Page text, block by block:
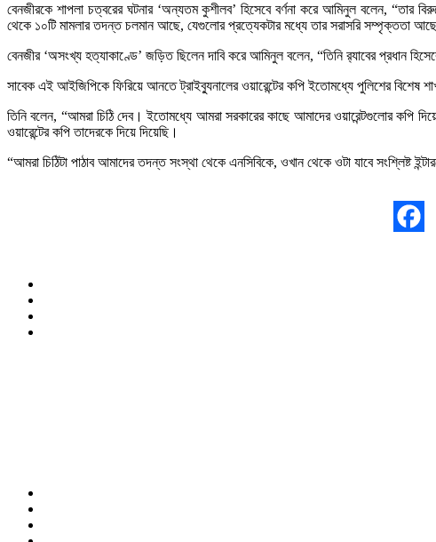
বেনজীরকে শাপলা চত্বরের ঘটনার ‘অন্যতম কুশীলব’ হিসেবে বর্ণনা করে আমিনুল বলেন,
থেকে ১০টি মামলার তদন্ত চলমান আছে, যেগুলোর প্রত্যেকটার মধ্যে তার সরাসরি সম্পৃক্ততা
বেনজীর ‘অসংখ্য হত্যাকাণ্ডে’ জড়িত ছিলেন দাবি করে আমিনুল বলেন, “তিনি র‍্যাবের প্রধান
সাবেক এই আইজিপিকে ফিরিয়ে আনতে ট্রাইব্যুনালের ওয়ারেন্টের কপি ইতোমধ্যে পুলিশের বিশেষ
তিনি বলেন, “আমরা চিঠি দেব। ইতোমধ্যে আমরা সরকারের কাছে আমাদের ওয়ারেন্টগুলোর কপি
ওয়ারেন্টের কপি তাদেরকে দিয়ে দিয়েছি।
“আমরা চিঠিটা পাঠাব আমাদের তদন্ত সংস্থা থেকে এনসিবিকে, ওখান থেকে ওটা যাবে সংশ্লিষ্ট